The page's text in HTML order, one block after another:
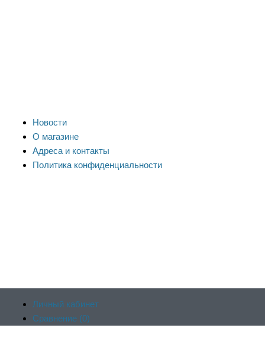
Новости
О магазине
Адреса и контакты
Политика конфиденциальности
Личный кабинет
Сравнение (0)